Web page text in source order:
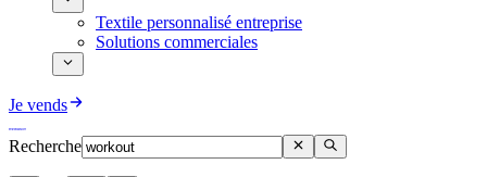
Textile personnalisé entreprise
Solutions commerciales
Je vends
Recherche